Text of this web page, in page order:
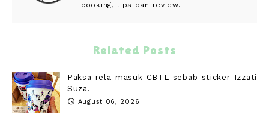
cooking, tips dan review.
Related Posts
Paksa rela masuk CBTL sebab sticker Izzati
Suza.
August 06, 2026